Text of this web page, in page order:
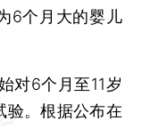
6个月大的婴儿
6个月至11岁
验。根据公布在